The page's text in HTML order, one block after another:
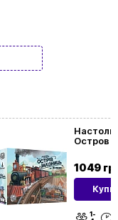
1049
Остров
1-